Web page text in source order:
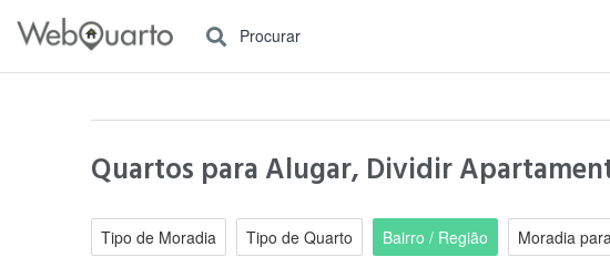
Procurar
Quartos para Alugar, Dividir
Tipo de Moradia Tipo de Quarto Bairro / Região Moradia